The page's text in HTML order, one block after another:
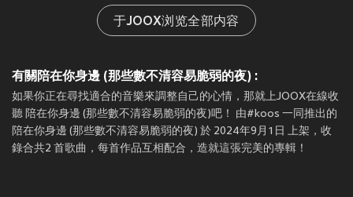
于JOOX浏览全部内容
有關陪在你身邊 (那些數不清容易脆弱的夜) :
如果你正在尋找適合的音樂來調整自己的心情，那就上JOOX在線收
聽 陪在你身邊 (那些數不清容易脆弱的夜)吧！ 由#koos 一同推出的
陪在你身邊 (那些數不清容易脆弱的夜) 於 2024年9月1日 上架，收
錄合共2 首歌曲，每首作品互相配合，造就這張完美的專輯！